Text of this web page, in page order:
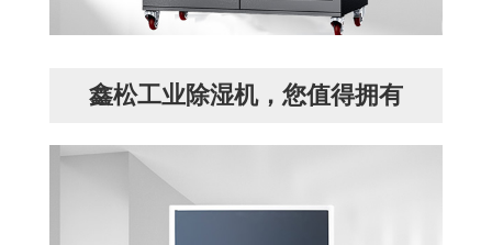
鑫松工业除湿机，您值得拥有